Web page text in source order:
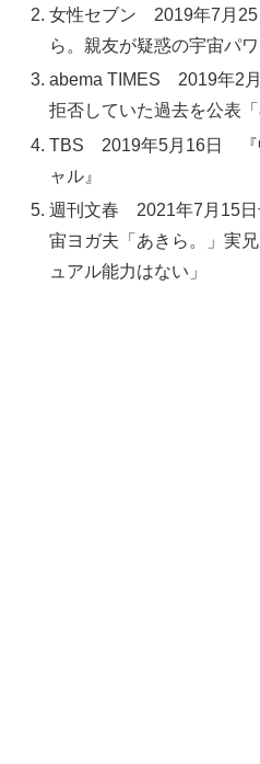
女性セブン 2019年7月
ら。親友が疑惑の宇宙パ
abema TIMES 2019年2
拒否していた過去を公表
TBS 2019年5月16日 『
ャル』
週刊文春 2021年7月15
宙ヨガ夫「あきら。」実
ュアル能力はない」